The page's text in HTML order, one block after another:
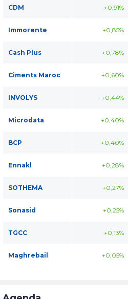
CDM +0,91%
Immorente +0,85%
Cash Plus +0,78%
Ciments Maroc +0,60%
INVOLYS +0,44%
Microdata +0,40%
BCP +0,40%
Ennakl +0,28%
SOTHEMA +0,27%
Sonasid +0,25%
TGCC +0,13%
Maghrebail +0,05%